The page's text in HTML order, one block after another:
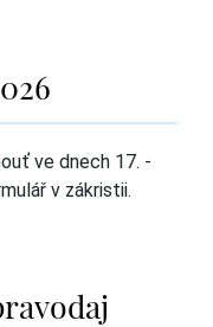
ve dnech 17. -
v zákristii.